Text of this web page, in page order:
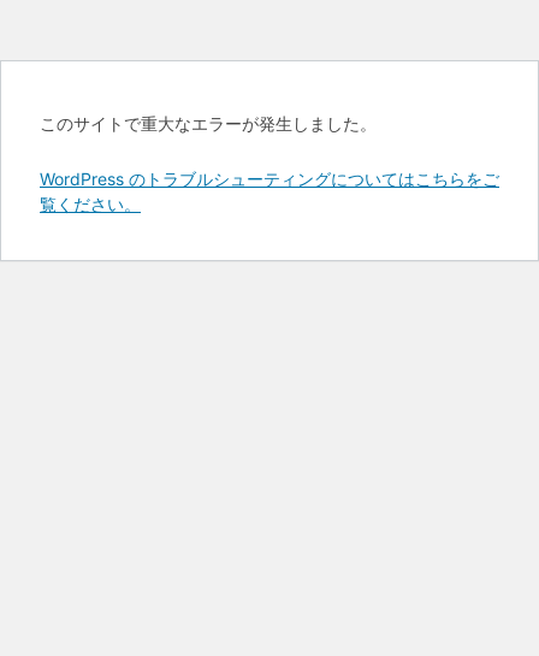
このサイトで重大なエラーが発生しました。
WordPress のトラブルシューティングについてはこちらをご
覧ください。